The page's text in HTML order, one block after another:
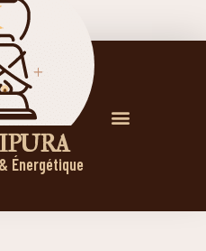
U R A
Énergétique